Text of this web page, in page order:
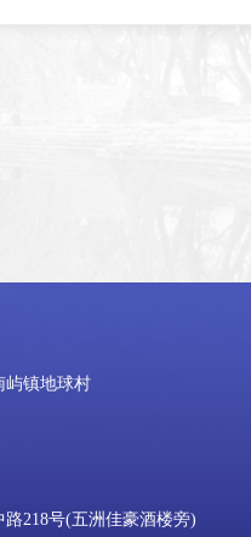
屿镇地球村
218号(五洲佳豪酒楼旁)